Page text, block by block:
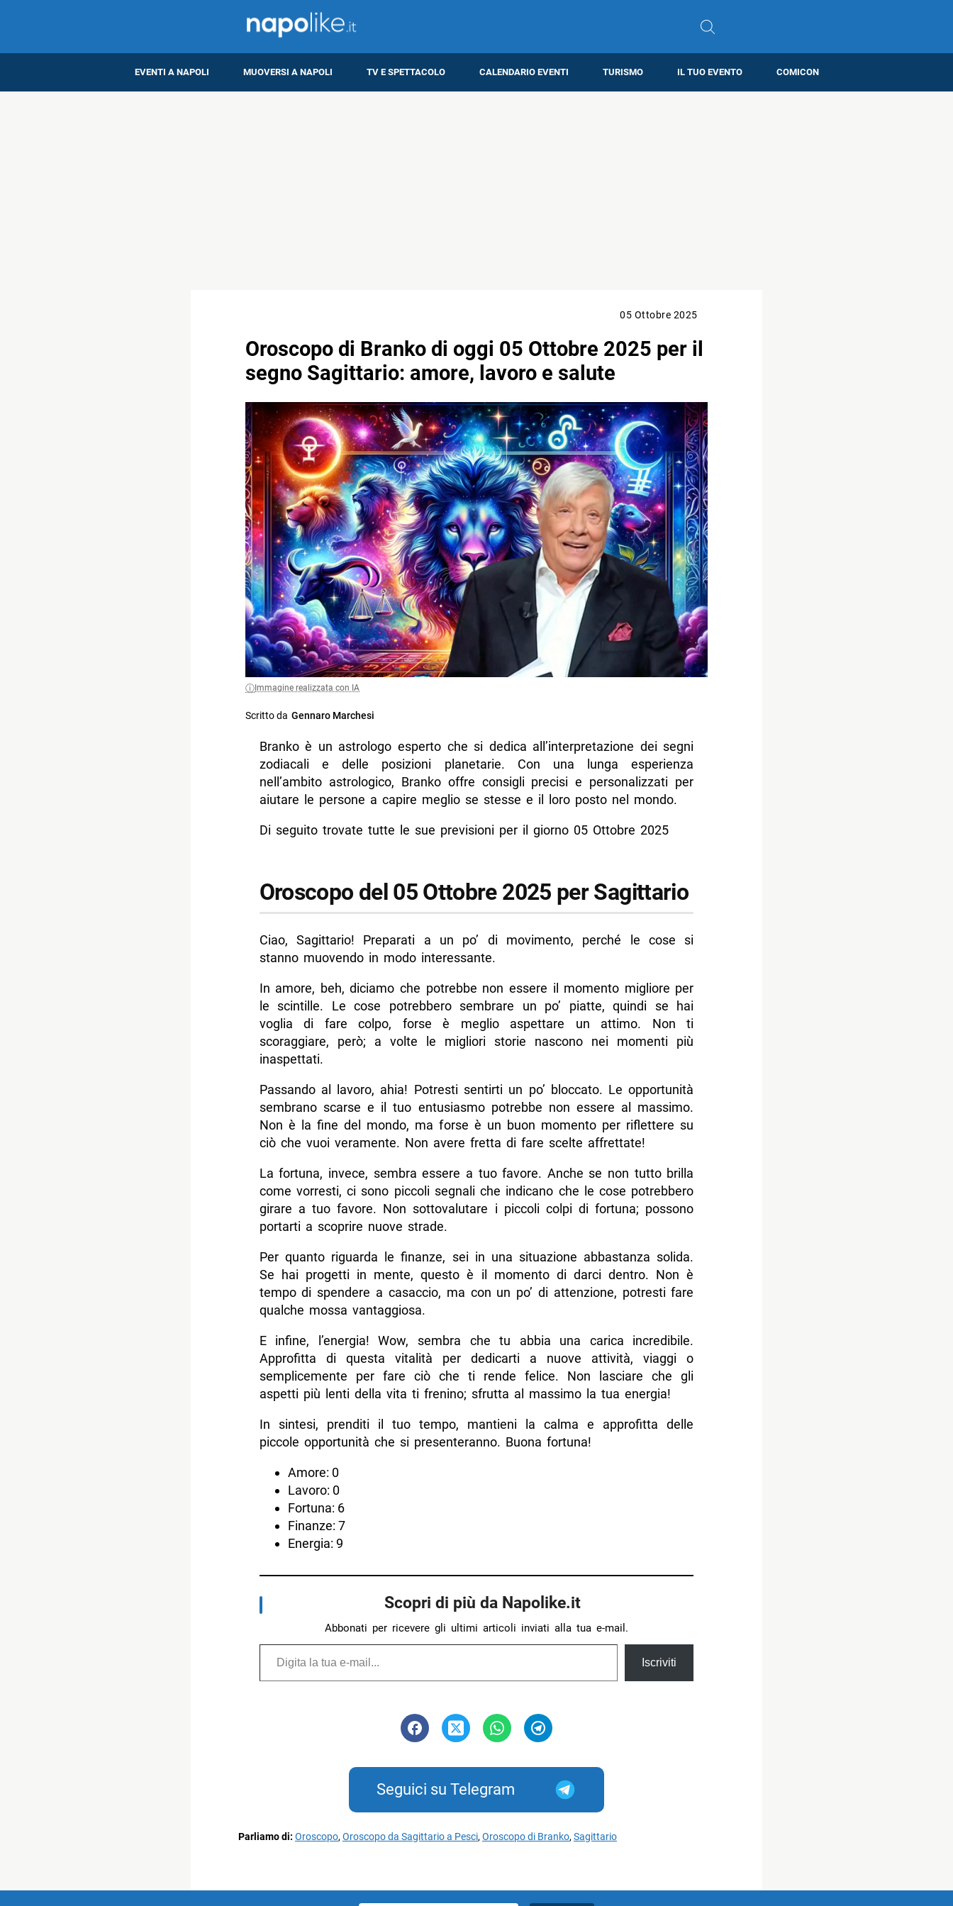
EVENTI A NAPOLI MUOVERSI A NAPOLI TV E SPETTACOLO CALENDARIO EVENTI TURISMO IL TUO EVENTO COMICON
05 Ottobre 2025
Oroscopo di Branko di oggi 05 Ottobre 2025 per il
segno Sagittario: amore, lavoro e salute
Immagine realizzata con IA
Scritto da Gennaro Marchesi
Branko è un astrologo esperto che si dedica all’interpretazione dei segni
zodiacali e delle posizioni planetarie. Con una lunga esperienza
nell’ambito astrologico, Branko offre consigli precisi e personalizzati per
aiutare le persone a capire meglio se stesse e il loro posto nel mondo.
Di seguito trovate tutte le sue previsioni per il giorno 05 Ottobre 2025
Oroscopo del 05 Ottobre 2025 per Sagittario
Ciao, Sagittario! Preparati a un po’ di movimento, perché le cose si
stanno muovendo in modo interessante.
In amore, beh, diciamo che potrebbe non essere il momento migliore per
le scintille. Le cose potrebbero sembrare un po’ piatte, quindi se hai
voglia di fare colpo, forse è meglio aspettare un attimo. Non ti
scoraggiare, però; a volte le migliori storie nascono nei momenti più
inaspettati.
Passando al lavoro, ahia! Potresti sentirti un po’ bloccato. Le opportunità
sembrano scarse e il tuo entusiasmo potrebbe non essere al massimo.
Non è la fine del mondo, ma forse è un buon momento per riflettere su
ciò che vuoi veramente. Non avere fretta di fare scelte affrettate!
La fortuna, invece, sembra essere a tuo favore. Anche se non tutto brilla
come vorresti, ci sono piccoli segnali che indicano che le cose potrebbero
girare a tuo favore. Non sottovalutare i piccoli colpi di fortuna; possono
portarti a scoprire nuove strade.
Per quanto riguarda le finanze, sei in una situazione abbastanza solida.
Se hai progetti in mente, questo è il momento di darci dentro. Non è
tempo di spendere a casaccio, ma con un po’ di attenzione, potresti fare
qualche mossa vantaggiosa.
E infine, l’energia! Wow, sembra che tu abbia una carica incredibile.
Approfitta di questa vitalità per dedicarti a nuove attività, viaggi o
semplicemente per fare ciò che ti rende felice. Non lasciare che gli
aspetti più lenti della vita ti frenino; sfrutta al massimo la tua energia!
In sintesi, prenditi il tuo tempo, mantieni la calma e approfitta delle
piccole opportunità che si presenteranno. Buona fortuna!
Amore: 0
Lavoro: 0
Fortuna: 6
Finanze: 7
Energia: 9
Scopri di più da Napolike.it
Abbonati per ricevere gli ultimi articoli inviati alla tua e-mail.
Digita la tua e-mail...
Iscriviti
Seguici su Telegram
Parliamo di: Oroscopo,Oroscopo da Sagittario a Pesci,Oroscopo di Branko,Sagittario